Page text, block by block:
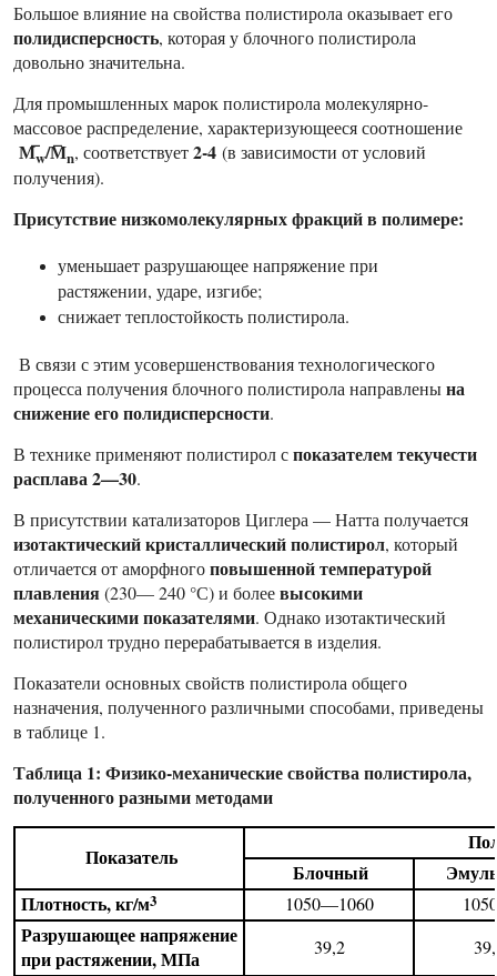
Большое влияние на свойства полистирола оказывает его
полидисперсность, которая у блочного полистирола
довольно значительна.
Для промышленных марок полистирола молекулярно-
массовое распределение, характеризующееся соотношение
М̅w/M̅n, соответствует2-4 (в зависимости от условий
получения).
Присутствие низкомолекулярных фракций в полимере:
уменьшает разрушающее напряжение при
растяжении, ударе, изгибе;
снижает теплостойкость полистирола.
В связи с этим усовершенствования технологического
процесса получения блочного полистирола направленына
снижение его полидисперсности.
В технике применяют полистирол споказателем текучести
расплава2—30.
В присутствии катализаторов Циглера — Натта получается
изотактический кристаллический полистирол, который
отличается от аморфногоповышенной температурой
плавления(230— 240 °С) и болеевысокими
механическими показателями. Однако изотактический
полистирол трудно перерабатывается в изделия.
Показатели основных свойств полистирола общего
назначения, полученного различными способами, приведены
в таблице 1.
Таблица 1: Физико-механические свойства полистирола,
полученного разными методами
Показатель
Блочный
Плотность, кг/м3 1050—1060
Разрушающее напряжение
при растяжении, МПа
39,2